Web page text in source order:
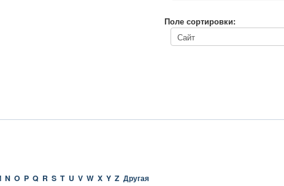
Поле сортировки:
N O P Q R S T U V W X Y Z Другая